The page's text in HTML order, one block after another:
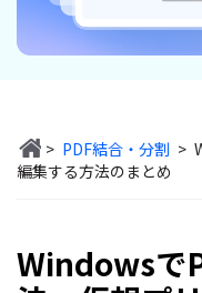
他のオンラインツール
トリミング
共有・保護
PDF データ抽
テレワークに関する
活用Tips
役立つPDFテンプ
履歴書テンプレート
> PDF結合・分割 >
編集する方法のまとめ
Windowsで